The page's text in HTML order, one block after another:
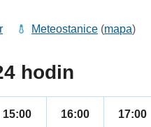
Meteostanice (mapa)
hodin
15:00 16:00 17:00